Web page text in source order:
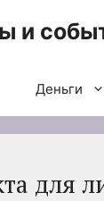
и
Деньги
для